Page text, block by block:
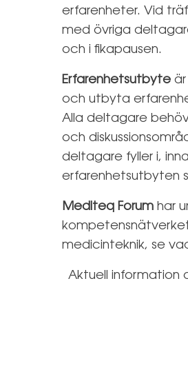
erfarenheter. Vid
med övriga
och i fikapausen.
Erfarenhetsutbyte
och utbyta
Alla deltagare
och
deltagare fyller i,
erfarenhetsutbyten
Mediteq Forumhar
medicinteknik, se
Aktuell information